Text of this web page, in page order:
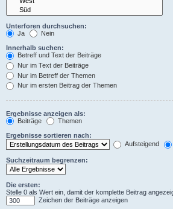
Unterforen durchsuchen:
Ja
Nein
Innerhalb suchen:
Betreff und Text der Beiträge
Nur im Text der Beiträge
Nur im Betreff der Themen
Nur im ersten Beitrag der Themen
Ergebnisse anzeigen als:
Beiträge
Themen
Ergebnisse sortieren nach:
Aufsteigend
Suchzeitraum begrenzen:
Die ersten:
Stelle 0 als Wert ein, damit der komplette Beitrag
Zeichen der Beiträge anzeigen